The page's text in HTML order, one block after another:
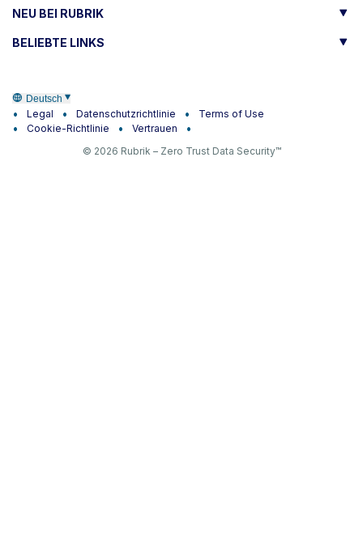
NEU BEI RUBRIK
BELIEBTE LINKS
Deutsch
Legal Datenschutzrichtlinie
Terms of Use
Cookie-Richtlinie
Vertrauen
© 2026 Rubrik – Zero Trust Data Security™